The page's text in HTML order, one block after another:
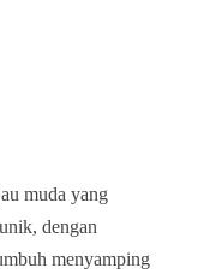
muda yang
dengan
menyamping